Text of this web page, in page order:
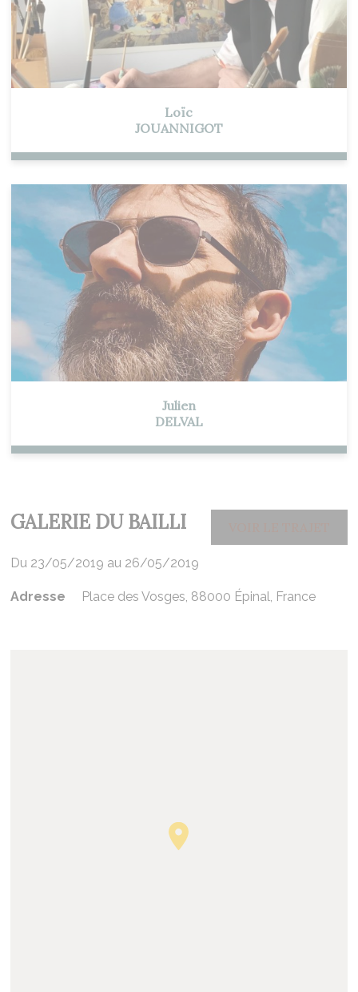
Loïc
JOUANNIGOT
Julien
DELVAL
GALERIE DU BAILLI
Du 23/05/2019 au 26/05/2019
Adresse Place des Vosges, 88000 Épinal, France